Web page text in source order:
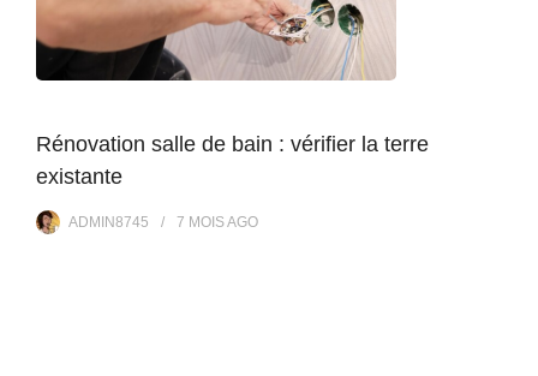
Rénovation salle de bain : vérifier la terre
existante
ADMIN8745 7 MOISAGO